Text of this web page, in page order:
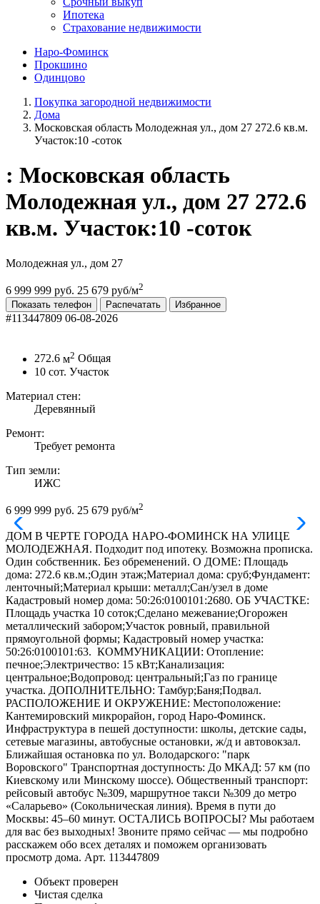
Ипотека
Страхование недвижимости
Наро-Фоминск
Прокшино
Одинцово
Покупка загородной недвижимости
Дома
Московская область Молодежная ул., дом 27 272.6 кв.м.
Участок:10 -соток
: Московская область
Молодежная ул., дом 27 272.6
кв.м. Участок:10 -соток
Молодежная ул., дом 27
6 999 999 руб. 25 679 руб/м2
Показать телефон
Распечатать Избранное
#113447809 06-08-2026
272.6 м2 Общая
10 сот. Участок
Материал стен:
Деревянный
Ремонт:
Требует ремонта
Тип земли:
ИЖС
6 999 999 руб. 25 679 руб/м2
ДОМ В ЧЕРТЕ ГОРОДА НАРО-ФОМИНСК НА УЛИЦЕ
МОЛОДЕЖНАЯ. Подходит под ипотеку. Возможна прописка.
Один собственник. Без обременений. О ДОМЕ: Площадь
дома: 272.6 кв.м.;Один этаж;Материал дома: сруб;Фундамент:
ленточный;Материал крыши: металл;Сан/узел в доме
Кадастровый номер дома: 50:26:0100101:2680. ОБ УЧАСТКЕ:
Площадь участка 10 соток;Сделано межевание;Огорожен
металлический забором;Участок ровный, правильной
прямоугольной формы; Кадастровый номер участка:
50:26:0100101:63. ️ КОММУНИКАЦИИ: Отопление:
печное;Электричество: 15 кВт;Канализация:
центральное;Водопровод: центральный;Газ по границе
участка. ДОПОЛНИТЕЛЬНО: Тамбур;Баня;Подвал.
РАСПОЛОЖЕНИЕ И ОКРУЖЕНИЕ: Местоположение:
Кантемировский микрорайон, город Наро-Фоминск.
Инфраструктура в пешей доступности: школы, детские сады,
сетевые магазины, автобусные остановки, ж/д и автовокзал.
Ближайшая остановка по ул. Володарского: "парк
Воровского" Транспортная доступность: До МКАД: 57 км (по
Киевскому или Минскому шоссе). Общественный транспорт:
рейсовый автобус №309, маршрутное такси №309 до метро
«Саларьево» (Сокольническая линия). Время в пути до
Москвы: 45–60 минут. ОСТАЛИСЬ ВОПРОСЫ? Мы работаем
для вас без выходных! Звоните прямо сейчас — мы подробно
расскажем обо всех деталях и поможем организовать
просмотр дома. Арт. 113447809
Объект проверен
Чистая сделка